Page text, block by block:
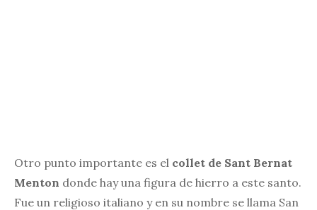
Otro punto importante es el collet de Sant Bernat
Menton donde hay una figura de hierro a este santo.
Fue un religioso italiano y en su nombre se llama San